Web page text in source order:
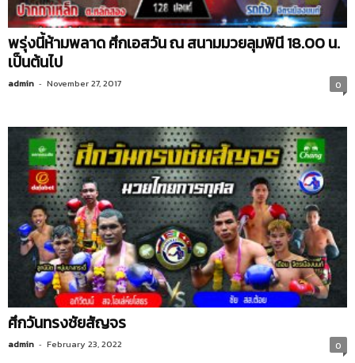
พรุ่งนี้ห้ามพลาด ศึกเอสวัน ณ สนามมวยลุมพินี 18.00 น.
เป็นต้นไป
admin - November 27, 2017 0
ศึกวันทรงชัยสัญจร
admin - February 23, 2022 0